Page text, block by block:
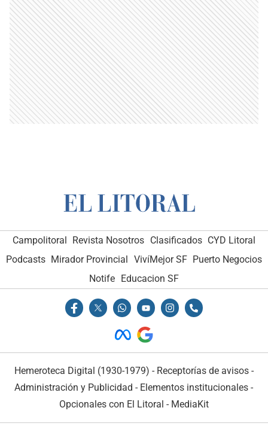
Campolitoral Revista Nosotros Clasificados CYD Litoral
Podcasts Mirador Provincial VivíMejor SF Puerto Negocios
Notife
Educacion SF
Hemeroteca Digital (1930-1979) - Receptorías de avisos -
Administración y Publicidad - Elementos institucionales -
Opcionales con El Litoral - MediaKit